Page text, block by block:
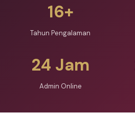
16+
Tahun Pengalaman
24 Jam
Admin Online